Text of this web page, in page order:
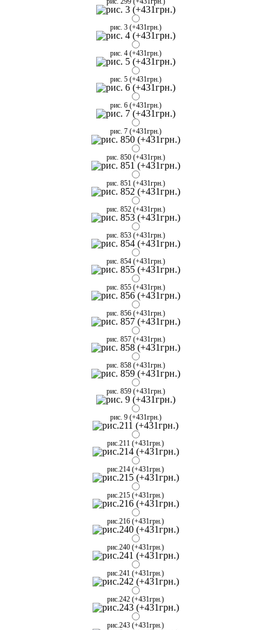
рис. 3 (+431грн.)
рис. 4 (+431грн.)
рис. 5 (+431грн.)
рис. 6 (+431грн.)
рис. 7 (+431грн.)
рис. 850 (+431грн.)
рис. 851 (+431грн.)
рис. 852 (+431грн.)
рис. 853 (+431грн.)
рис. 854 (+431грн.)
рис. 855 (+431грн.)
рис. 856 (+431грн.)
рис. 857 (+431грн.)
рис. 858 (+431грн.)
рис. 859 (+431грн.)
рис. 9 (+431грн.)
рис.211 (+431грн.)
рис.214 (+431грн.)
рис.215 (+431грн.)
рис.216 (+431грн.)
рис.240 (+431грн.)
рис.241 (+431грн.)
рис.242 (+431грн.)
рис.243 (+431грн.)